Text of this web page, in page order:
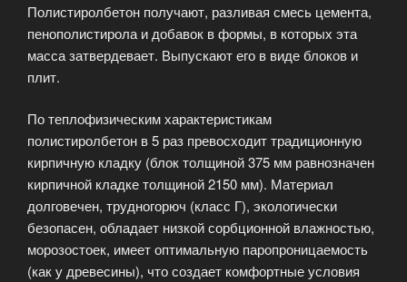
Полистиролбетон получают, разливая смесь цемента,
пенополистирола и добавок в формы, в которых эта
масса затвердевает. Выпускают его в виде блоков и
плит.
По теплофизическим характеристикам
полистиролбетон в 5 раз превосходит традиционную
кирпичную кладку (блок толщиной 375 мм равнозначен
кирпичной кладке толщиной 2150 мм). Материал
долговечен, трудногорюч (класс Г), экологически
безопасен, обладает низкой сорбционной влажностью,
морозостоек, имеет оптимальную паропроницаемость
(как у древесины), что создает комфортные условия